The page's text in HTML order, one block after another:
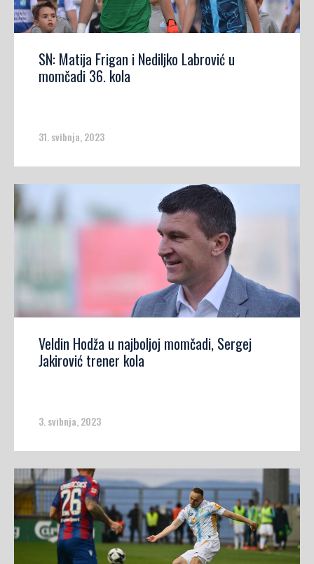
SN: Matija Frigan i Nediljko Labrović u
momčadi 36. kola
31. svibnja, 2023
Veldin Hodža u najboljoj momčadi, Sergej
Jakirović trener kola
3. svibnja, 2023